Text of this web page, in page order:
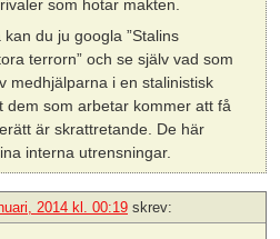
som hotar makten.
du ju googla ”Stalins
terrorn” och se själv vad som
medhjälparna i en stalinistisk
dem som arbetar kommer att få
är skrattretande. De här
interna utrensningar.
2014 kl. 00:19 skrev: